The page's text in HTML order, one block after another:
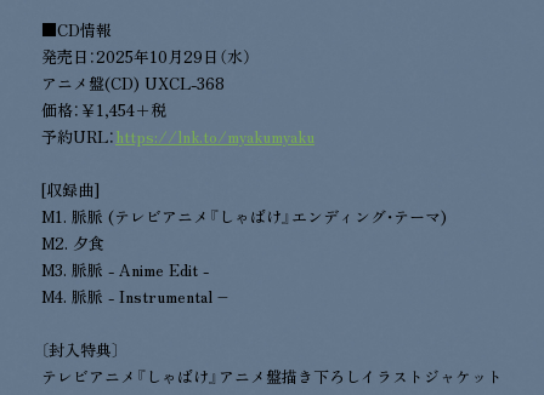
■CD情報
発売日：2025年10月29日（水）
アニメ盤(CD) UXCL-368
価格：￥1,454＋税
予約URL：https://lnk.to/myakumyaku
[収録曲]
M1. 脈脈 (テレビアニメ『しゃばけ』エンディング・テーマ)
M2. 夕食
M3. 脈脈 - Anime Edit -
M4. 脈脈 - Instrumental –
〔封入特典〕
テレビアニメ『しゃばけ』アニメ盤描き下ろしイラストジャケット